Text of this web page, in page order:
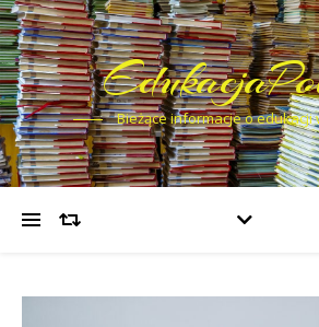
Bieżące informacje o edukacji